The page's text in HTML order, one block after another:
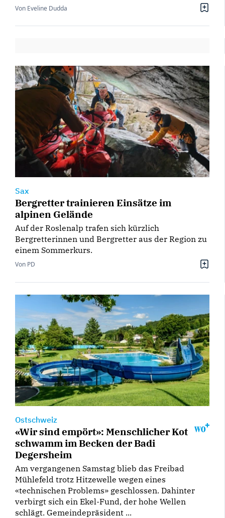
Von Eveline Dudda
Sax
Bergretter trainieren Einsätze im
alpinen Gelände
Auf der Roslenalp trafen sich kürzlich
Bergretterinnen und Bergretter aus der Region zu
einem Sommerkurs.
Von PD
Ostschweiz
«Wir sind empört»: Menschlicher Kot
schwamm im Becken der Badi
Degersheim
Am vergangenen Samstag blieb das Freibad
Mühlefeld trotz Hitzewelle wegen eines
«technischen Problems» geschlossen. Dahinter
verbirgt sich ein Ekel-Fund, der hohe Wellen
schlägt. Gemeindepräsident ...